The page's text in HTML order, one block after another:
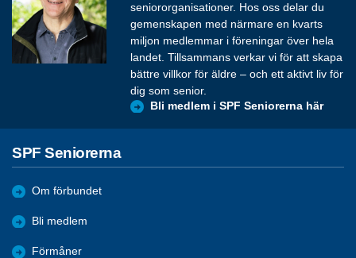
seniororganisationer. Hos oss delar du
gemenskapen med närmare en kvarts
miljon medlemmar i föreningar över hela
landet. Tillsammans verkar vi för att skapa
bättre villkor för äldre – och ett aktivt liv för
dig som senior.
Bli medlem i SPF Seniorerna här
SPF Seniorerna
Om förbundet
Bli medlem
Förmåner